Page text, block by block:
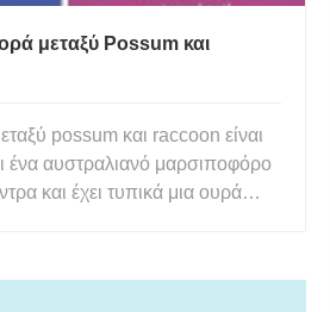
μεταξύ Possum και
possum και raccoon είναι
ένα αυστραλιανό μαρσιποφόρο
και έχει τυπικά μια ουρά
ουρά. Το ποσούμ